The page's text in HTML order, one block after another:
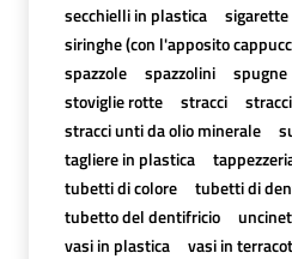
secchielli in plastica
sigarette
siringhe (con l'apposito
spazzole
spazzolini spugne
stoviglie rotte
stracci
stracci unti da olio minerale
tagliere in plastica
tubetti di colore
tubetti di
tubetto del dentifricio
vasi in plastica
vasi in